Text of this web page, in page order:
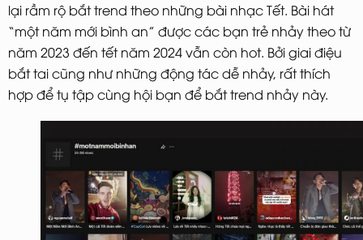
lại rầm rộ bắt trend theo những bài nhạc Tết. Bài hát
“một năm mới bình an” được các bạn trẻ nhảy theo từ
năm 2023 đến tết năm 2024 vẫn còn hot. Bởi giai điệu
bắt tai cũng như những động tác dễ nhảy, rất thích
hợp để tụ tập cùng hội bạn để bắt trend nhảy này.